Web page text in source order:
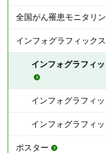
全国がん罹患モニタリ
インフォグラフィックス
インフォグラフィ
インフォグラフィ
インフォグラフィ
ポスター